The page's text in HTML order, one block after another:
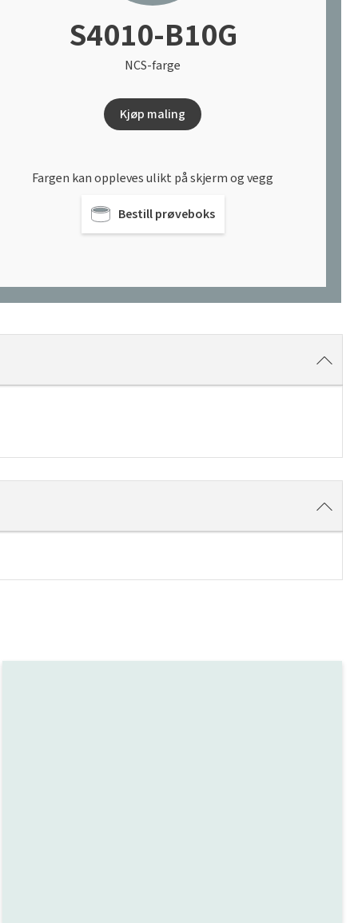
S4010-B10G
NCS-farge
Kjøp maling
Fargen kan oppleves ulikt på skjerm og vegg
Bestill prøveboks